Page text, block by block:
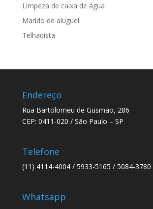
Limpeza de caixa de água
Marido de aluguel
Telhadista
Endereço
Rua Bartolomeu de Gusmão, 286
CEP: 0411-020 / São Paulo – SP
Telefone
(11) 4114-4004 / 5933-5165 / 5084-3780
Whatsapp